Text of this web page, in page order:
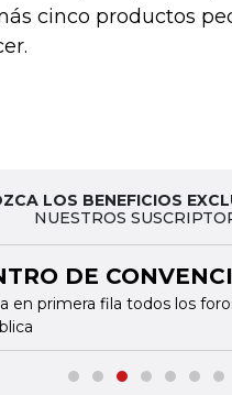
cinco productos
LOS BENEFICIOS
NUESTROS
DE
en primera fila todos los